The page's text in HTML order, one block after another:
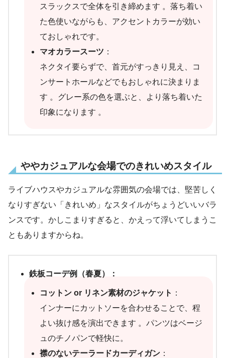
スラックスで全体を引き締めます 。落ち着い
た色使いながらも、アクセントカラーが効い
ておしゃれです。
マオカラースーツ ：
ネクタイ要らずで、首元がすっきり見え、コ
ンサートホールなどでもおしゃれに決まりま
す 。グレー系の色を選ぶと、より落ち着いた
印象になります 。
ややカジュアルな会場でのきれいめスタイル
ライブハウスやカジュアルな雰囲気の会場では、堅苦しく
なりすぎない「きれいめ」なスタイルがちょうどいいバラ
ンスです。かしこまりすぎると、かえって浮いてしまうこ
ともありますからね。
鉄板コーデ例（春夏）：
コットン or リネン素材のジャケット ：
インナーにカットソーを合わせることで、程
よい抜け感を演出できます 。パンツはベージ
ュのチノパンで軽快に。
襟のないテーラードカーディガン：